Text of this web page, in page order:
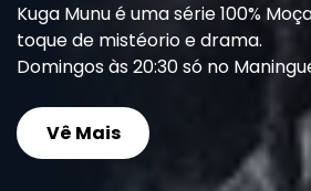
Kuga Munu é uma série 100%
toque de mistéorio e drama.
Domingos às 20:30 só no
Vê Mais